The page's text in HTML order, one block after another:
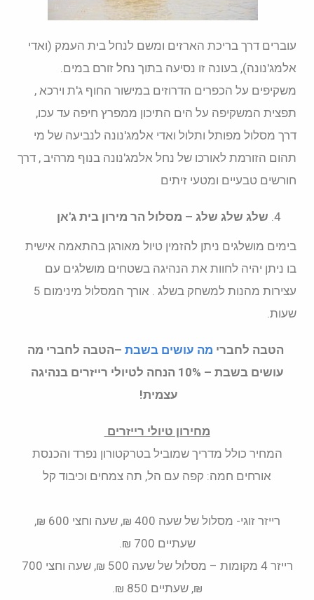
עוברים דרך בריכת הארזים ומשם לנחל בית העמק (ואדי
אלמג'נונה), בעונה זו נסיעה בתוך נחל זורם במים.
משקיפים על הכפרים הדרוזים במישור החוף ג'ת וירכא ,
תפצית המשקיפה על הים התיכון ממפרץ חיפה עד עכו,
דרך מסלול מפותל ותלול ואדי אלמג'נונה לנביעה של מי
תהום הזורמת לאורכו של נחל אלמג'נונה בנוף מרהיב , דרך
חורשים טבעיים ומטעי זיתים
שלג שלג שלג – מסלול הר מירון בית ג'אן
בימים מושלגים ניתן להזמין טיול מאורגן בהתאמה אישית
בו ניתן יהיה לחוות את הנהיגה בשטחים מושלגים עם
עצירות מהנות למשחק בשלג . אורך המסלול מינימום 5
שעות.
הטבה לחברי מה עושים בשבת –הטבה לחברי מה
עושים בשבת – 10% הנחה לטיולי רייזרים בנהיגה
עצמית!
מחירון טיולי רייזרים
המחיר כולל מדריך שמוביל בטרקטורון נפרד והכנסת
אורחים חמה: קפה עם הל, תה צמחים וכיבוד קל
רייזר זוגי- מסלול של שעה 400 ₪, שעה וחצי 600 ₪,
שעתיים 700 ₪.
רייזר 4 מקומות – מסלול של שעה 500 ₪, שעה וחצי 700
₪, שעתיים 850 ₪.